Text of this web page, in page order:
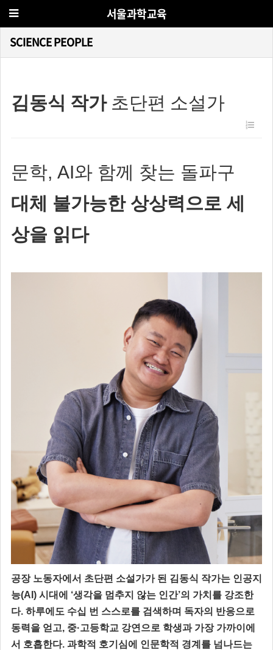
서울과학교육
SCIENCE PEOPLE
김동식 작가초단편 소설가
문학, AI와 함께 찾는 돌파구
대체 불가능한 상상력으로 세
상을 읽다
공장 노동자에서 초단편 소설가가 된 김동식 작가는 인공지
능(AI) 시대에 ‘생각을 멈추지 않는 인간’의 가치를 강조한
다. 하루에도 수십 번 스스로를 검색하며 독자의 반응으로
동력을 얻고, 중·고등학교 강연으로 학생과 가장 가까이에
서 호흡한다. 과학적 호기심에 인문학적 경계를 넘나드는